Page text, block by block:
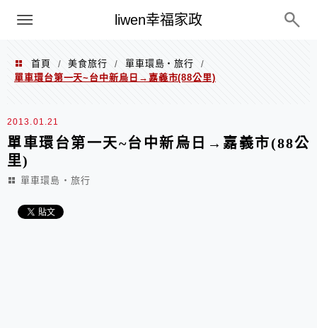
liwen幸福家政
menu
首頁 / 美食旅行 / 單車環島‧旅行
/
單車環台第一天~台中新烏日→嘉義市(88公里)
2013.01.21
單車環台第一天~台中新烏日→嘉義市(88公
里)
單車環島‧旅行